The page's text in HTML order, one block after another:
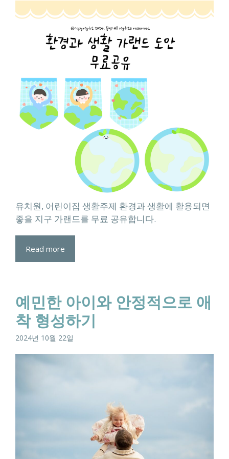
유치원, 어린이집 생활주제 환경과 생활에 활용되면
좋을 지구 가랜드를 무료 공유합니다.
Read more
예민한 아이와 안정적으로 애
착 형성하기
2024년 10월 22일